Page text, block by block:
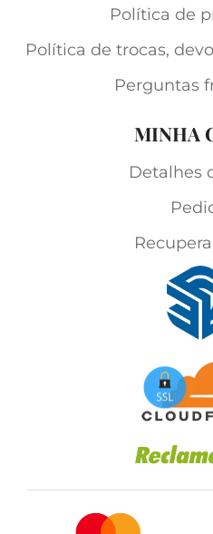
Política de
Política de trocas,
Perguntas
MINHA
Detalhes